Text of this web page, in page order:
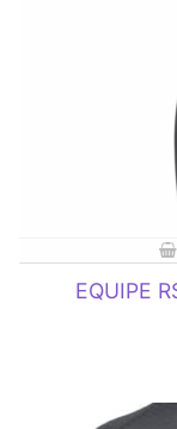
EQUIPE